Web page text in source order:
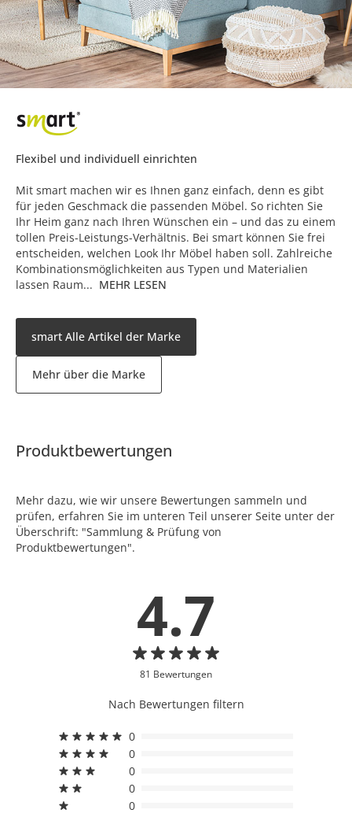
Flexibel und individuell einrichten
Mit smart machen wir es Ihnen ganz einfach, denn es gibt
für jeden Geschmack die passenden Möbel. So richten Sie
Ihr Heim ganz nach Ihren Wünschen ein – und das zu einem
tollen Preis-Leistungs-Verhältnis. Bei smart können Sie frei
entscheiden, welchen Look Ihr Möbel haben soll. Zahlreiche
Kombinationsmöglichkeiten aus Typen und Materialien
lassen Raum... MEHR LESEN
smart Alle Artikel der Marke
Mehr über die Marke
Produktbewertungen
Mehr dazu, wie wir unsere Bewertungen sammeln und
prüfen, erfahren Sie im unteren Teil unserer Seite unter der
Überschrift: "Sammlung & Prüfung von
Produktbewertungen".
4.7
81 Bewertungen
Nach Bewertungen filtern
0
0
0
0
0